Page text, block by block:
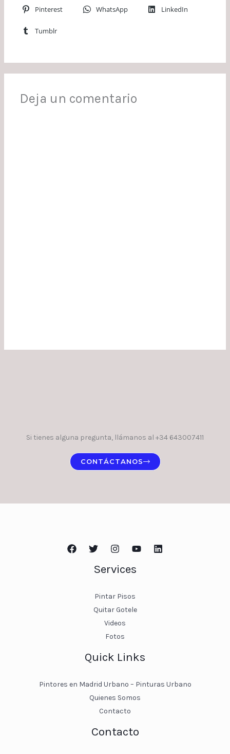
Pinterest WhatsApp LinkedIn
Tumblr
Deja un comentario
Si tienes alguna pregunta, llámanos al +34 643007411
CONTÁCTANOS
Services
Pintar Pisos
Quitar Gotele
Videos
Fotos
Quick Links
Pintores en Madrid Urbano – Pinturas Urbano
Quienes Somos
Contacto
Contacto